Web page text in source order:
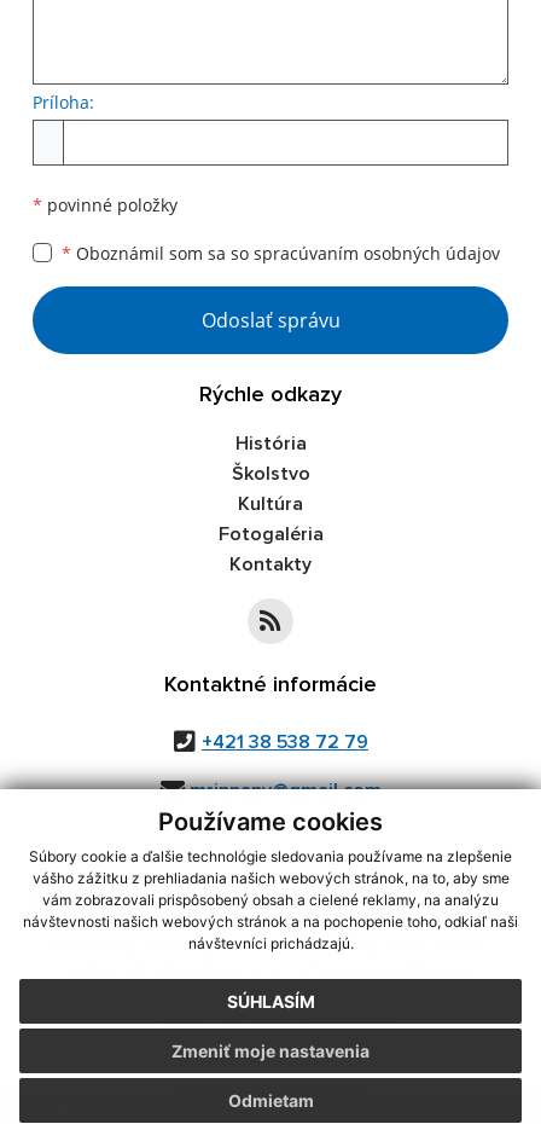
Používame cookies
Súbory cookie a ďalšie technológie sledovania používame na zlepšenie
vášho zážitku z prehliadania našich webových stránok, na to, aby sme
vám zobrazovali prispôsobený obsah a cielené reklamy, na analýzu
návštevnosti našich webových stránok a na pochopenie toho, odkiaľ naši
návštevníci prichádzajú.
SÚHLASÍM
Odmietam
Zmeniť moje nastavenia
Príloha:
* povinné položky
* Oboznámil som sa so spracúvaním osobných údajov
Google reCaptcha Response
Odoslať správu
Rýchle odkazy
História
Školstvo
Kultúra
Fotogaléria
Kontakty
Kontaktné informácie
+421 38 538 72 79
mripnany@gmail.com
využite možnosť získavania aktuálnych informácií s využitím RSS
CMS systém (redakčný) systém ECHELON 2,Mapa stránok,web portál
webex.digital, s.r.o.,domény,registrácia domény
Posledná aktualizácia:06.08.2026
Vytlačiť stránku|Vyhlásenie o prístupnosti